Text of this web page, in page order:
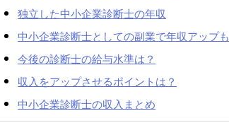
独立した中小企業診断士の年収
中小企業診断士としての副業で年収アップも
今後の診断士の給与水準は？
収入をアップさせるポイントは？
中小企業診断士の収入まとめ